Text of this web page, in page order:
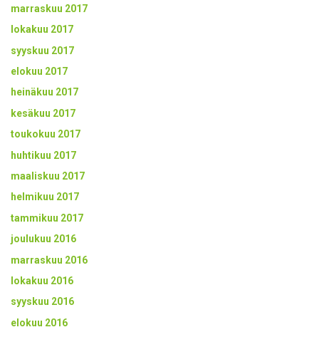
marraskuu 2017
lokakuu 2017
syyskuu 2017
elokuu 2017
heinäkuu 2017
kesäkuu 2017
toukokuu 2017
huhtikuu 2017
maaliskuu 2017
helmikuu 2017
tammikuu 2017
joulukuu 2016
marraskuu 2016
lokakuu 2016
syyskuu 2016
elokuu 2016